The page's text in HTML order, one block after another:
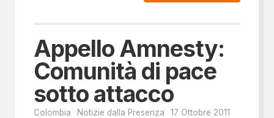
Appello Amnesty:
Comunità di pace
sotto attacco
Colombia Notizie dalla Presenza 17 Ottobre 2011